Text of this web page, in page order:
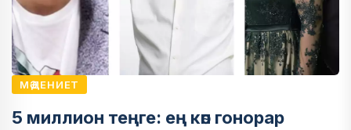
МӘДЕНИЕТ
5 миллион теңге: ең көп гонорар